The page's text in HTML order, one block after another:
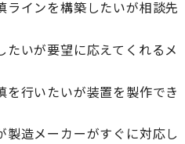
ラインを構築したいが相談先
いが要望に応えてくれるメ
行いたいが装置を製作でき
造メーカーがすぐに対応し